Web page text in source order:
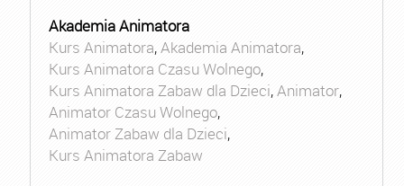
Akademia Animatora
Kurs Animatora,Akademia Animatora,
Kurs Animatora Czasu Wolnego,
Kurs Animatora Zabaw dla Dzieci,Animator,
Animator Czasu Wolnego,
Animator Zabaw dla Dzieci,
Kurs Animatora Zabaw